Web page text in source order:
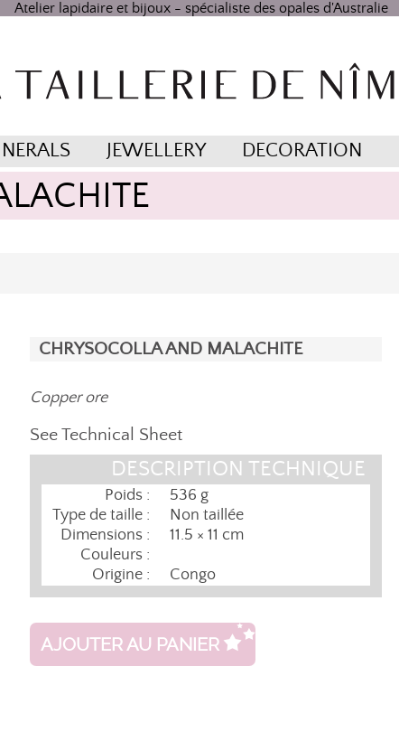
Atelier lapidaire et bijoux - spécialiste des opales d'Australie
JEWELLERY DECORATION
CHRYSOCOLLA AND MALACHITE
Copper ore
See Technical Sheet
DESCRIPTION TECHNIQUE
Poids :
536 g
Type de taille :
Non taillée
Dimensions :
11.5 × 11 cm
Couleurs :
Origine :
Congo
AJOUTER AU PANIER